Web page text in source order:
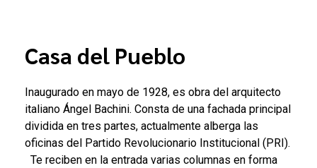
Casa del Pueblo
Inaugurado en mayo de 1928, es obra del arquitecto
italiano Ángel Bachini. Consta de una fachada principal
dividida en tres partes, actualmente alberga las
oficinas del Partido Revolucionario Institucional (PRI).
Te reciben en la entrada varias columnas en forma